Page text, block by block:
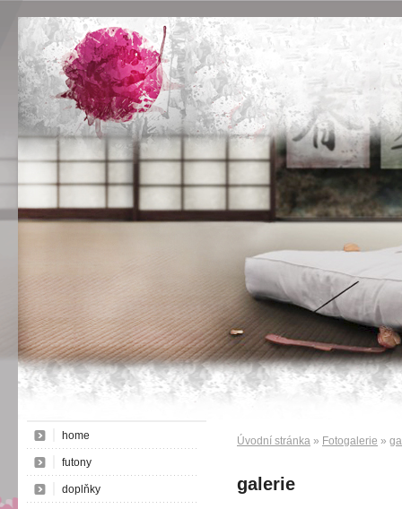
Úvodní stránka » Fotogalerie »
galerie
home
futony
doplňky